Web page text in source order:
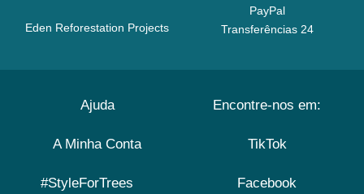
Eden Reforestation Projects
PayPal
Transferências 24
Ajuda
A Minha Conta
#StyleForTrees
Encontre-nos em:
TikTok
Facebook